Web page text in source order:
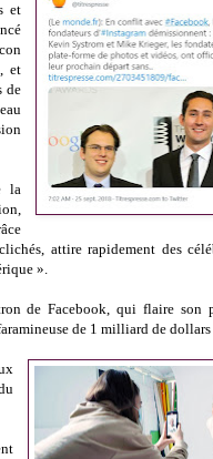
et
et
de
la
attire rapidement des
».
de Facebook, qui flaire son
de 1 milliard de dollars